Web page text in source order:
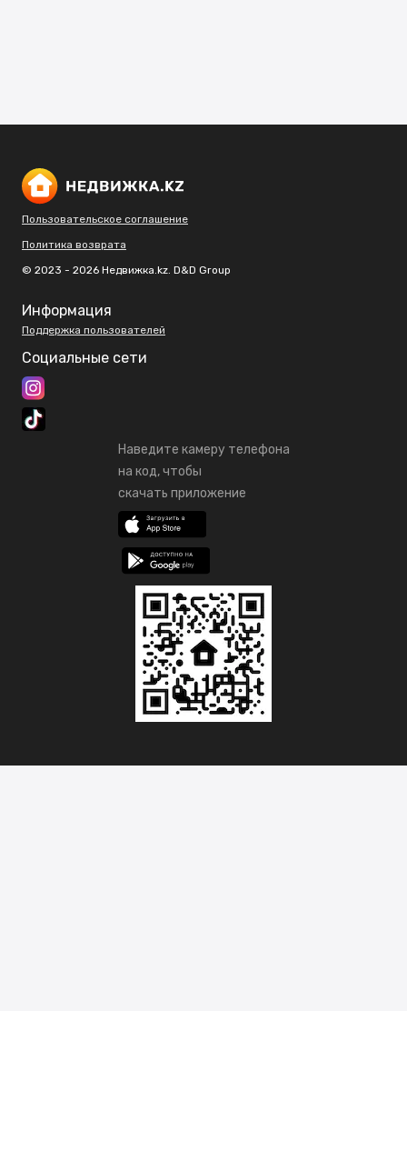
Пользовательское соглашение
Политика возврата
© 2023 - 2026 Недвижка.kz. D&D Group
Информация
Поддержка пользователей
Социальные сети
Наведите камеру телефона
на код, чтобы
скачать приложение